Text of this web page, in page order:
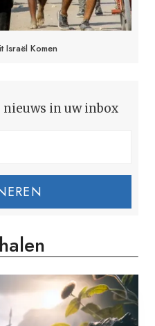
Israël Komen
in uw inbox